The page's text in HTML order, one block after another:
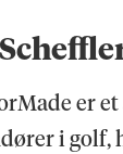
er
i golf,